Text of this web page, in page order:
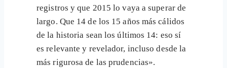
registros y que 2015 lo vaya a superar de
largo. Que 14 de los 15 años más cálidos
de la historia sean los últimos 14: eso sí
es relevante y revelador, incluso desde la
más rigurosa de las prudencias».